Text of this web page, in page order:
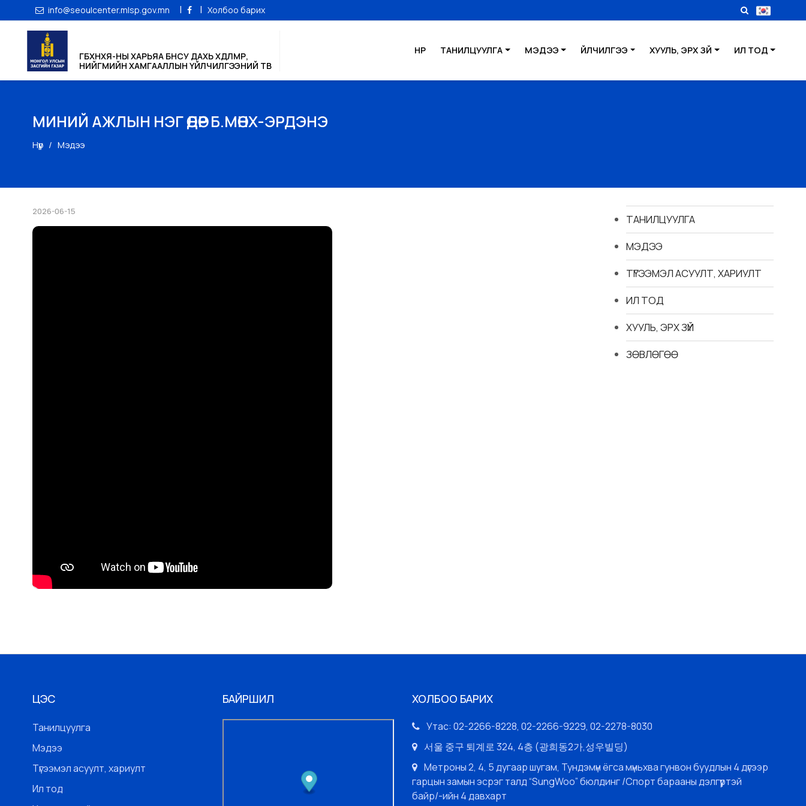
info@seoulcenter.mlsp.gov.mn | | Холбоо барих
ГБХНХЯ-НЫ ХАРЬЯА БНСУ ДАХЬ ХӨДӨЛМӨР,
НИЙГМИЙН ХАМГААЛЛЫН ҮЙЛЧИЛГЭЭНИЙ ТӨВ
НҮҮР ТАНИЛЦУУЛГА МЭДЭЭ ҮЙЛЧИЛГЭЭ ХУУЛЬ, ЭРХ ЗҮЙ ИЛ ТОД
МИНИЙ АЖЛЫН НЭГ ӨДӨР Б.МӨНХ-ЭРДЭНЭ
Нүүр Мэдээ
2026-06-15
ТАНИЛЦУУЛГА
МЭДЭЭ
ТҮГЭЭМЭЛ АСУУЛТ, ХАРИУЛТ
ИЛ ТОД
ХУУЛЬ, ЭРХ ЗҮЙ
ЗӨВЛӨГӨӨ
ЦЭС
Танилцуулга
Мэдээ
Түгээмэл асуулт, хариулт
Ил тод
БАЙРШИЛ ХОЛБОО БАРИХ
Утас: 02-2266-8228, 02-2266-9229, 02-2278-8030
서울 중구 퇴계로 324, 4층 (광희동2가,성우빌딩)
Метроны 2, 4, 5 дугаар шугам, Тундэмүн ёгса мүньхва гунвон буудлын 4 дүгээр
гарцын замын эсрэг талд “SungWoo” бюлдинг /Спорт барааны дэлгүүртэй
байр/-ийн 4 давхарт